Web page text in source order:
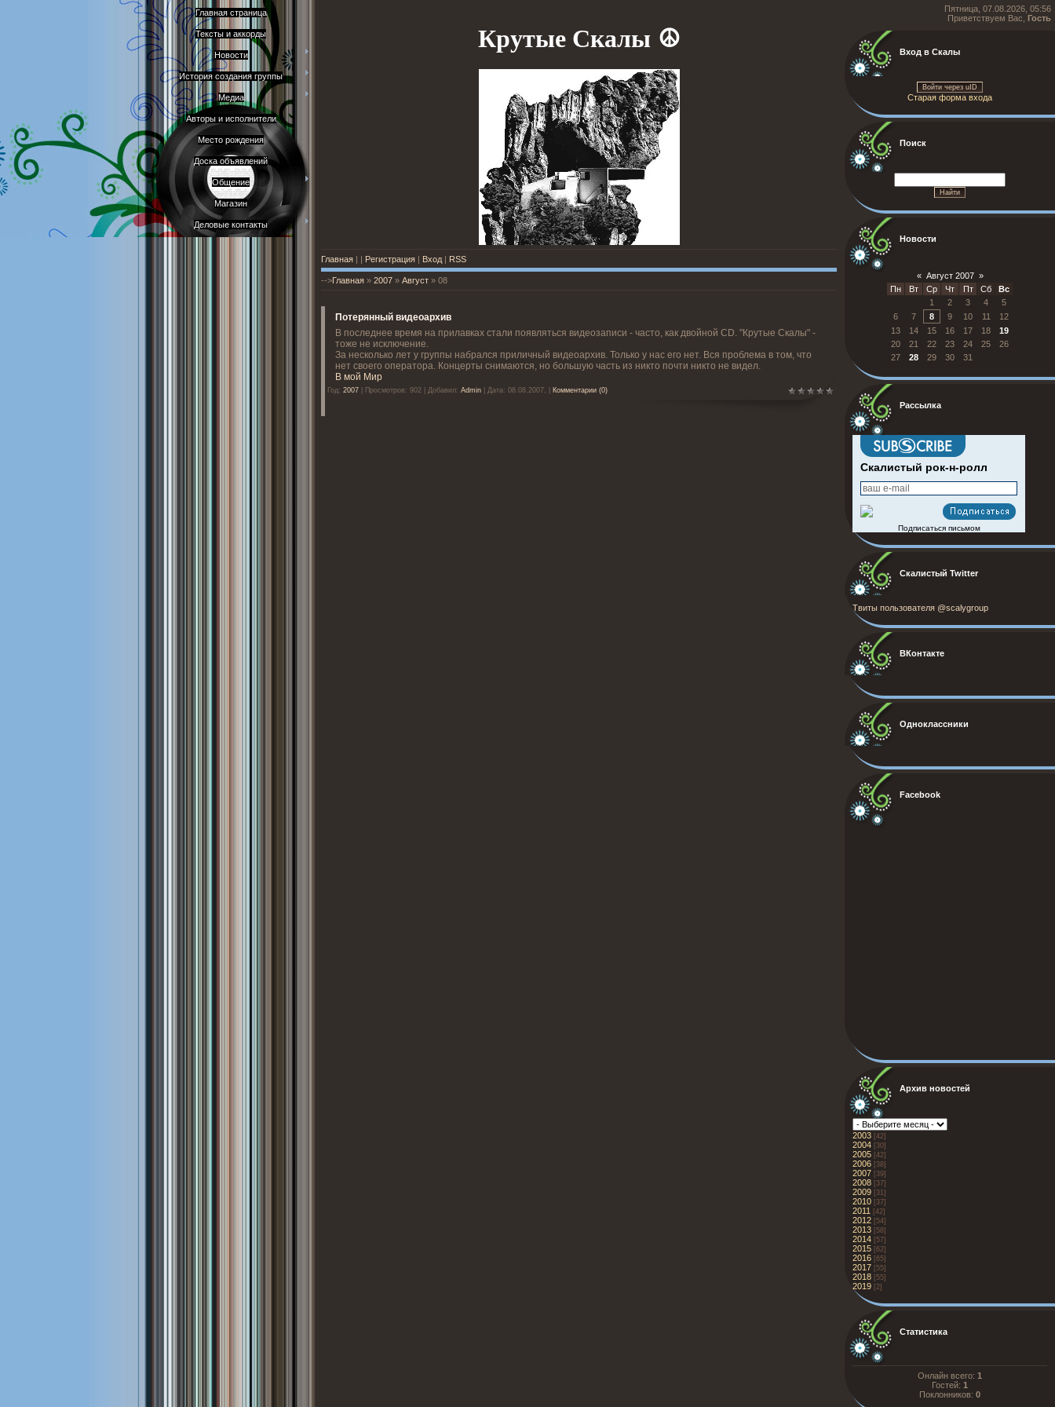
Главная страница
Тексты и аккорды
Новости
История создания группы
Медиа
Авторы и исполнители
Место рождения
Доска объявлений
Общение
Магазин
Деловые контакты
Крутые Скалы☮
Главная | | Регистрация | Вход | RSS
-->Главная » 2007 » Август » 08
Потерянный видеоархив
В последнее время на прилавках стали появляться видеозаписи - часто, как двойной CD. "Крутые Скалы" -
тоже не исключение.
За несколько лет у группы набрался приличный видеоархив. Только у нас его нет. Вся проблема в том, что
нет своего оператора. Концерты снимаются, но большую часть из никто почти никто не видел.
В мой Мир
Год: 2007 | Просмотров: 902 | Добавил: Admin | Дата: 08.08.2007, Комментарии (0)
Пятница, 07.08.2026, 05:56
Приветствуем Вас, Гость
Вход в Скалы
Войти через uID
Старая форма входа
Поиск
Новости
« Август 2007 »
Пн
Вт Ср Чт Пт Сб
Вс
1
2 3 4
5
6
7 8 9 10 11
12
13
14 15 16 17 18
19
20
21 22 23 24 25
26
27
28 29 30 31
Рассылка
Скалистый рок-н-ролл
Подписаться письмом
Скалистый Twitter
Твиты пользователя @scalygroup
ВКонтакте
Одноклассники
Facebook
Архив новостей
2003 [42]
2004 [30]
2005 [42]
2006 [38]
2007 [39]
2008 [37]
2009 [31]
2010 [37]
2011 [42]
2012 [54]
2013 [58]
2014 [57]
2015 [62]
2016 [65]
2017 [55]
2018 [55]
2019 [2]
Статистика
Онлайн всего: 1
Гостей: 1
Поклонников: 0